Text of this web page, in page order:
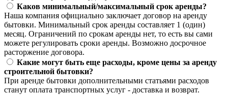
Каков минимальный/максимальный срок аренды?
Наша компания официально заключает договор на аренду
бытовки. Минимальный срок аренды составляет 1 (один)
месяц. Ограничений по срокам аренды нет, то есть вы сами
можете регулировать сроки аренды. Возможно досрочное
расторжение договора.
Какие могут быть еще расходы, кроме цены за аренду
строительной бытовки?
При аренде бытовки дополнительными статьями расходов
станут оплата транспортных услуг - доставка и возврат.